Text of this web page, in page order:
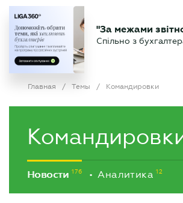
БУХГАЛТЕР Новости
"За межами
Спільно з
Главная / Темы / Командировки
Новости • Аналитика